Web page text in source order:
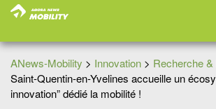
ANews-Mobility > Innovation > Recherche
Saint-Quentin-en-Yvelines accueille un
innovation” dédié la mobilité !